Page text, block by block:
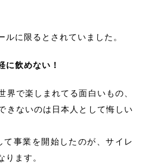
に限るとされていました。
に飲めない！
界で楽しまれてる面白いもの、
きないのは日本人として悔しい
て事業を開始したのが、サイレ
ります。